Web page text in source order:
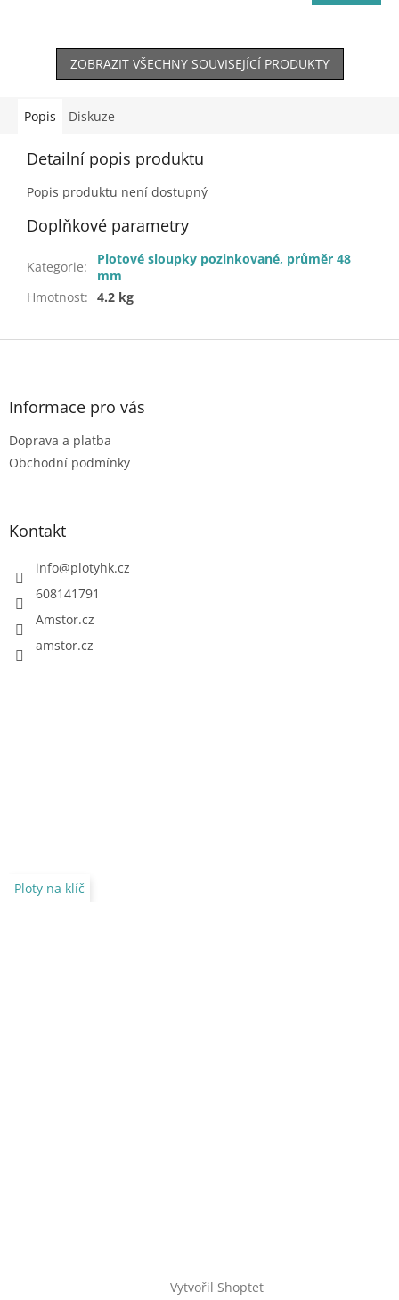
ZOBRAZIT VŠECHNY SOUVISEJÍCÍ PRODUKTY
Popis Diskuze
Detailní popis produktu
Popis produktu není dostupný
Doplňkové parametry
Kategorie:
Plotové sloupky pozinkované, průměr 48
mm
Hmotnost: 4.2 kg
Z
Informace pro vás
Doprava a platba
Obchodní podmínky
Kontakt
info@plotyhk.cz
608141791
Amstor.cz
amstor.cz
Ploty na klíč
Vytvořil Shoptet